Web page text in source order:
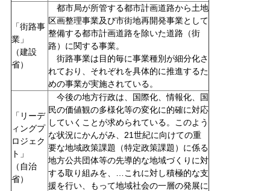
「街路事
業」
（建設
省）
都市局が所管する都市計画道路から土地
区画整理事業及び市街地再開発事業として
整備する都市計画道路を除いた道路（街
路）に関する事業。
街路事業は目的毎に事業種別が細分化さ
れており、それぞれを具体的に推進するた
めの事業が実施されている。
「リーデ
ィングプ
ロジェク
ト」
（自治
省）
今後の地方行政は、国際化、情報化、国
民の価値観の多様化等の変化に的確に対応
していくことが求められている。このよう
な状況にかんがみ、21世紀に向けての重
要な地域政策課題（特定政策課題）に係る
地方公共団体等の先導的な地域づくりに対
する取り組みを、…これに対し積極的な支
援を行い、もって地域社会の一層の発展に